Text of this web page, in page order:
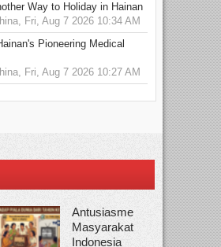
Way to Holiday in Hainan
Fri, Aug 7 2026 10:34 AM
Pioneering Medical
Fri, Aug 7 2026 10:27 AM
Antusiasme
Masyarakat
Indonesia